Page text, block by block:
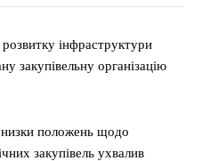
інфраструктури
закупівельну організацію
положень щодо
закупівель ухвалив